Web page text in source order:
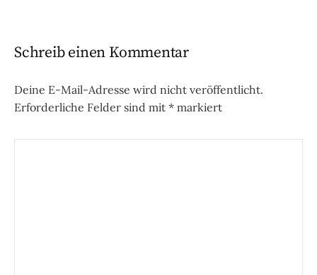
Schreib einen Kommentar
Deine E-Mail-Adresse wird nicht veröffentlicht.
Erforderliche Felder sind mit * markiert